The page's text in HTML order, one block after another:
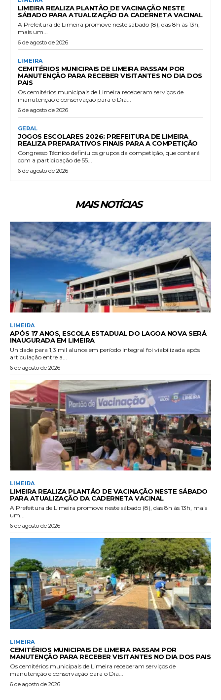
LIMEIRA REALIZA PLANTÃO DE VACINAÇÃO NESTE
SÁBADO PARA ATUALIZAÇÃO DA CADERNETA VACINAL
A Prefeitura de Limeira promove neste sábado (8), das 8h às 13h,
mais um...
6 de agosto de 2026
LIMEIRA
CEMITÉRIOS MUNICIPAIS DE LIMEIRA PASSAM POR
MANUTENÇÃO PARA RECEBER VISITANTES NO DIA DOS
PAIS
Os cemitérios municipais de Limeira receberam serviços de
manutenção e conservação para o Dia...
6 de agosto de 2026
GERAL
JOGOS ESCOLARES 2026: PREFEITURA DE LIMEIRA
REALIZA PREPARATIVOS FINAIS PARA A COMPETIÇÃO
Congresso Técnico definiu os grupos da competição, que contará
com a participação de 55...
6 de agosto de 2026
MAIS NOTÍCIAS
LIMEIRA
APÓS 17 ANOS, ESCOLA ESTADUAL DO LAGOA NOVA SERÁ
INAUGURADA EM LIMEIRA
Unidade para 1,3 mil alunos em período integral foi viabilizada após
articulação entre a...
6 de agosto de 2026
LIMEIRA
LIMEIRA REALIZA PLANTÃO DE VACINAÇÃO NESTE SÁBADO
PARA ATUALIZAÇÃO DA CADERNETA VACINAL
A Prefeitura de Limeira promove neste sábado (8), das 8h às 13h, mais
um...
6 de agosto de 2026
LIMEIRA
CEMITÉRIOS MUNICIPAIS DE LIMEIRA PASSAM POR
MANUTENÇÃO PARA RECEBER VISITANTES NO DIA DOS PAIS
Os cemitérios municipais de Limeira receberam serviços de
manutenção e conservação para o Dia...
6 de agosto de 2026